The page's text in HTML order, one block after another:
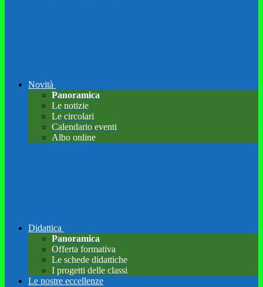
Novità
Panoramica
Le notizie
Le circolari
Calendario eventi
Albo online
Didattica
Panoramica
Offerta formativa
Le schede didattiche
I progetti delle classi
Le nostre eccellenze